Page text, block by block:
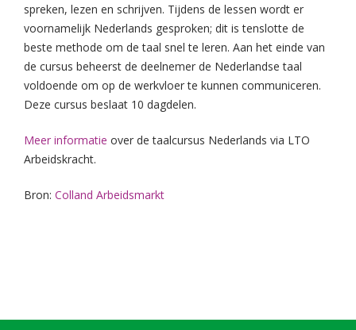
spreken, lezen en schrijven. Tijdens de lessen wordt er
voornamelijk Nederlands gesproken; dit is tenslotte de
beste methode om de taal snel te leren. Aan het einde van
de cursus beheerst de deelnemer de Nederlandse taal
voldoende om op de werkvloer te kunnen communiceren.
Deze cursus beslaat 10 dagdelen.
Meer informatie over de taalcursus Nederlands via LTO
Arbeidskracht.
Bron: Colland Arbeidsmarkt